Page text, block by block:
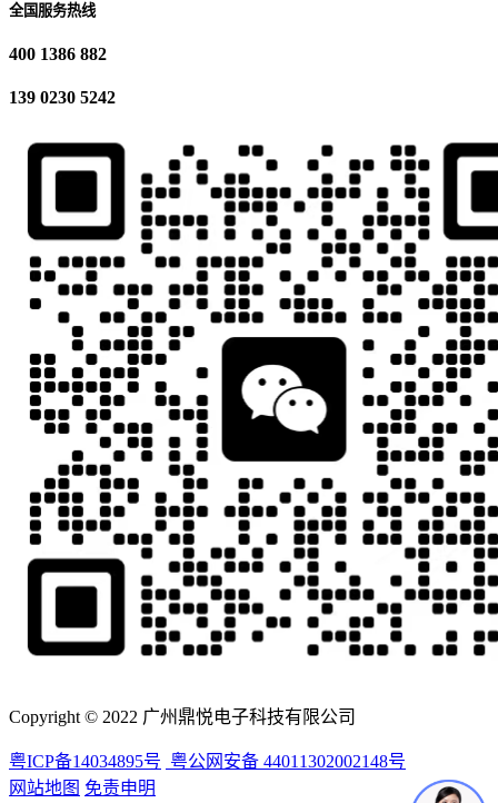
全国服务热线
400 1386 882
139 0230 5242
Copyright © 2022 广州鼎悦电子科技有限公司
粤ICP备14034895号 粤公网安备 44011302002148号
网站地图 免责申明